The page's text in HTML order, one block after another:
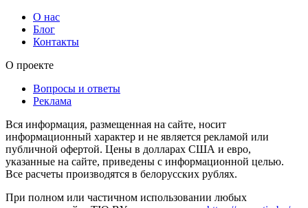
О нас
Блог
Контакты
О проекте
Вопросы и ответы
Реклама
Вся информация, размещенная на сайте, носит
информационный характер и не является рекламой или
публичной офертой. Цены в долларах США и евро,
указанные на сайте, приведены с информационной целью.
Все расчеты производятся в белорусских рублях.
При полном или частичном использовании любых